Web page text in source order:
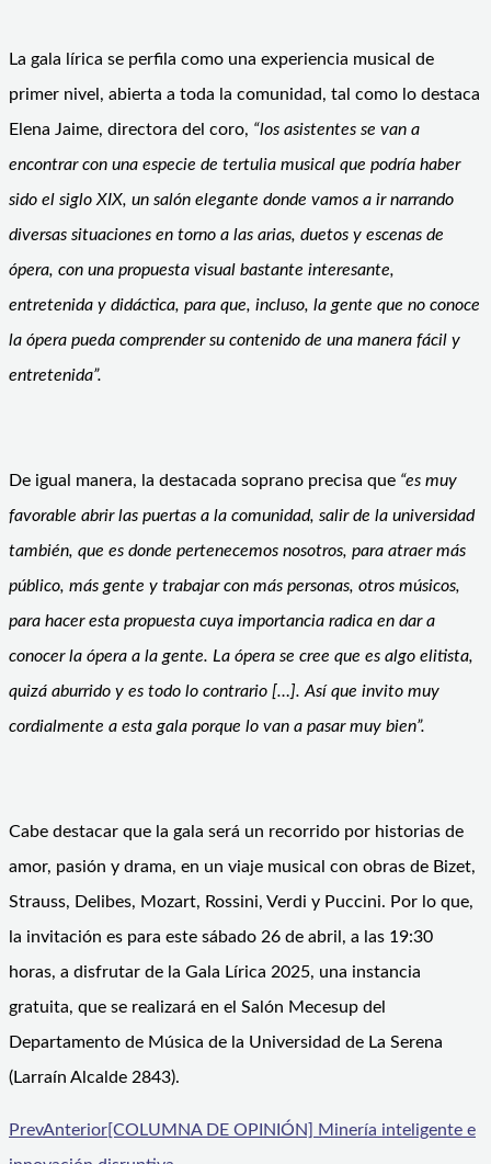
La gala lírica se perfila como una experiencia musical de
primer nivel, abierta a toda la comunidad, tal como lo destaca
Elena Jaime, directora del coro, “los asistentes se van a
encontrar con una especie de tertulia musical que podría haber
sido el siglo XIX, un salón elegante donde vamos a ir narrando
diversas situaciones en torno a las arias, duetos y escenas de
ópera, con una propuesta visual bastante interesante,
entretenida y didáctica, para que, incluso, la gente que no conoce
la ópera pueda comprender su contenido de una manera fácil y
entretenida”.
De igual manera, la destacada soprano precisa que “es muy
favorable abrir las puertas a la comunidad, salir de la universidad
también, que es donde pertenecemos nosotros, para atraer más
público, más gente y trabajar con más personas, otros músicos,
para hacer esta propuesta cuya importancia radica en dar a
conocer la ópera a la gente. La ópera se cree que es algo elitista,
quizá aburrido y es todo lo contrario […]. Así que invito muy
cordialmente a esta gala porque lo van a pasar muy bien”.
Cabe destacar que la gala será un recorrido por historias de
amor, pasión y drama, en un viaje musical con obras de Bizet,
Strauss, Delibes, Mozart, Rossini, Verdi y Puccini. Por lo que,
la invitación es para este sábado 26 de abril, a las 19:30
horas, a disfrutar de la Gala Lírica 2025, una instancia
gratuita, que se realizará en el Salón Mecesup del
Departamento de Música de la Universidad de La Serena
(Larraín Alcalde 2843).
PrevAnterior[COLUMNA DE OPINIÓN] Minería inteligente e